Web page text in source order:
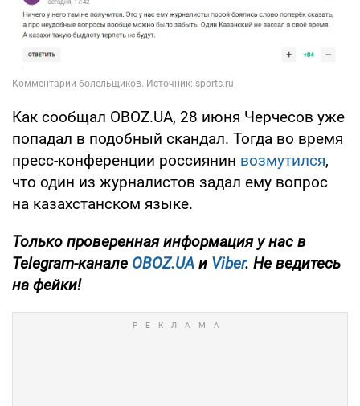
Как сообщал OBOZ.UA, 28 июня Черчесов уже
попадал в подобный скандал. Тогда во время
пресс-конференции россиянин возмутился,
что один из журналистов задал ему вопрос
на казахстанском языке.
Только проверенная информация у нас в
Telegram-канале OBOZ.UA и Viber. Не ведитесь
на фейки!